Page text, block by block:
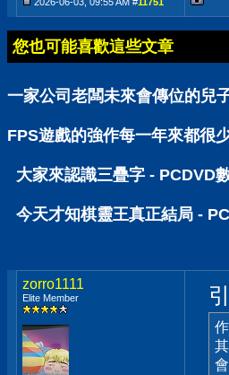
您也可能喜歡這些文章
一家公司老闆未來會傳位的兒
FPS遊戲的強作每一年來都很
大家來認識三疊字 - PCDVD
今天才知棋靈王真正結局 -
zorro1111
Elite Member